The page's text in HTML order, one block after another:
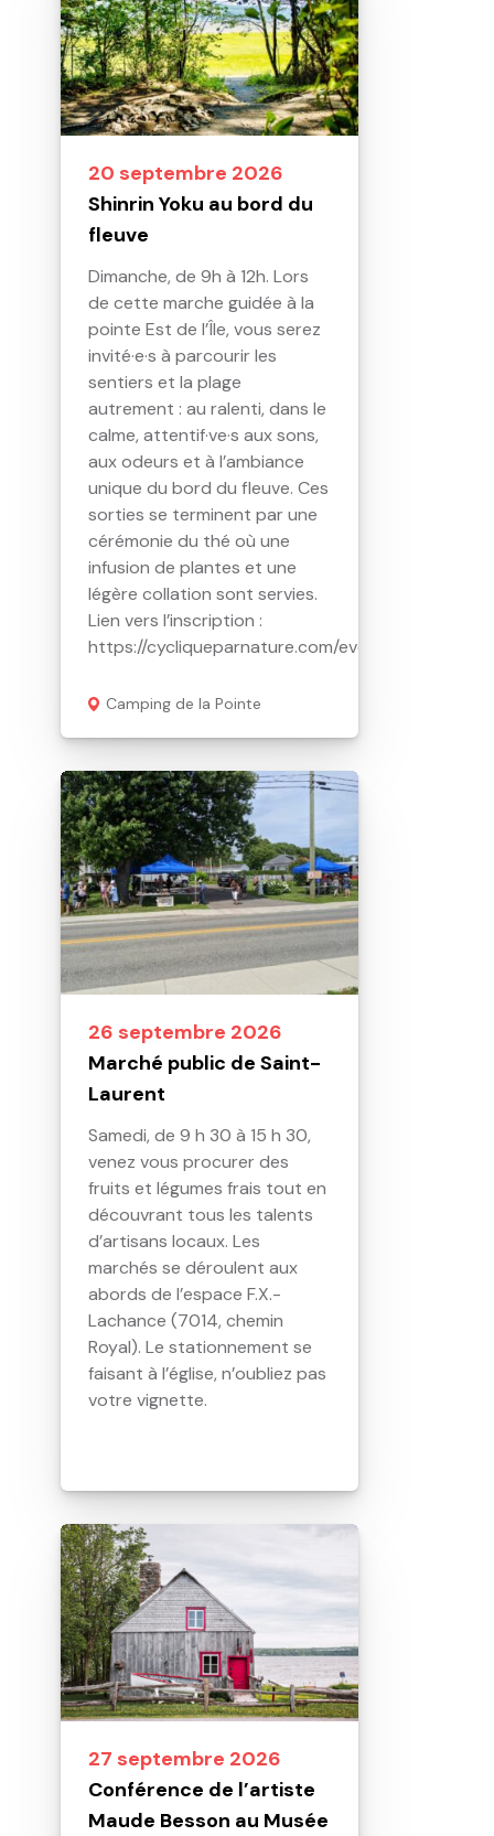
20 septembre 2026
Shinrin Yoku au bord du
fleuve
Dimanche, de 9h à 12h. Lors
de cette marche guidée à la
pointe Est de l’Île, vous serez
invité·e·s à parcourir les
sentiers et la plage
autrement : au ralenti, dans le
calme, attentif·ve·s aux sons,
aux odeurs et à l’ambiance
unique du bord du fleuve. Ces
sorties se terminent par une
cérémonie du thé où une
infusion de plantes et une
légère collation sont servies.
Lien vers l’inscription :
https://cycliqueparnature.com/evenements/
Camping de la Pointe
26 septembre 2026
Marché public de Saint-
Laurent
Samedi, de 9 h 30 à 15 h 30,
venez vous procurer des
fruits et légumes frais tout en
découvrant tous les talents
d’artisans locaux. Les
marchés se déroulent aux
abords de l’espace F.X.-
Lachance (7014, chemin
Royal). Le stationnement se
faisant à l’église, n’oubliez pas
votre vignette.
27 septembre 2026
Conférence de l’artiste
Maude Besson au Musée